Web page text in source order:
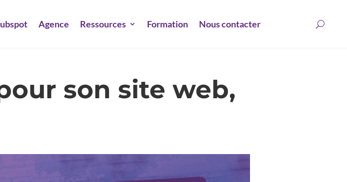
Agence Ressources Formation Nous contacter
son site web,